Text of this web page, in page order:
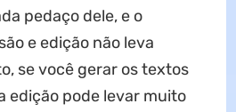
pedaço dele, e o
e edição não leva
se você gerar os textos
edição pode levar muito